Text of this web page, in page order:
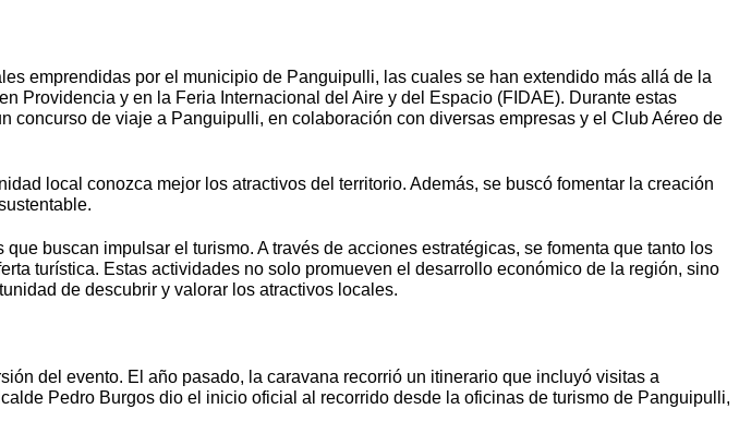
emprendidas por el municipio de Panguipulli, las cuales se han extendido más allá de la
Providencia y en la Feria Internacional del Aire y del Espacio (FIDAE). Durante estas
concurso de viaje a Panguipulli, en colaboración con diversas empresas y el Club Aéreo de
local conozca mejor los atractivos del territorio. Además, se buscó fomentar la creación
buscan impulsar el turismo. A través de acciones estratégicas, se fomenta que tanto los
turística. Estas actividades no solo promueven el desarrollo económico de la región, sino
de descubrir y valorar los atractivos locales.
del evento. El año pasado, la caravana recorrió un itinerario que incluyó visitas a
Pedro Burgos dio el inicio oficial al recorrido desde la oficinas de turismo de Panguipulli,